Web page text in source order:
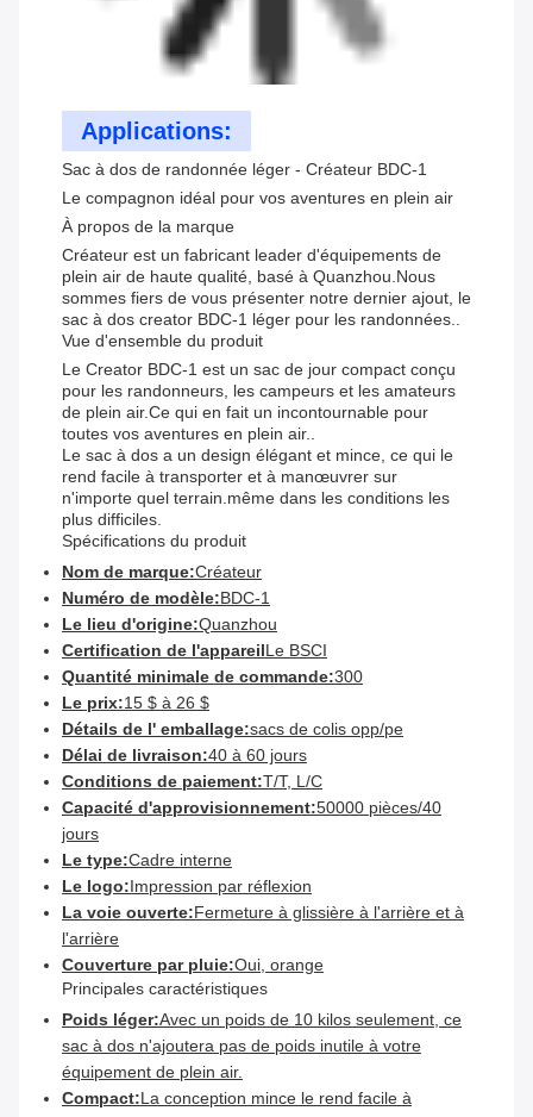
Applications:
Sac à dos de randonnée léger - Créateur BDC-1
Le compagnon idéal pour vos aventures en plein air
À propos de la marque
Créateur est un fabricant leader d'équipements de
plein air de haute qualité, basé à Quanzhou.Nous
sommes fiers de vous présenter notre dernier ajout, le
sac à dos creator BDC-1 léger pour les randonnées..
Vue d'ensemble du produit
Le Creator BDC-1 est un sac de jour compact conçu
pour les randonneurs, les campeurs et les amateurs
de plein air.Ce qui en fait un incontournable pour
toutes vos aventures en plein air..
Le sac à dos a un design élégant et mince, ce qui le
rend facile à transporter et à manœuvrer sur
n'importe quel terrain.même dans les conditions les
plus difficiles.
Spécifications du produit
Nom de marque:Créateur
Numéro de modèle:BDC-1
Le lieu d'origine:Quanzhou
Certification de l'appareilLe BSCI
Quantité minimale de commande:300
Le prix:15 $ à 26 $
Détails de l' emballage:sacs de colis opp/pe
Délai de livraison:40 à 60 jours
Conditions de paiement:T/T, L/C
Capacité d'approvisionnement:50000 pièces/40
jours
Le type:Cadre interne
Le logo:Impression par réflexion
La voie ouverte:Fermeture à glissière à l'arrière et à
l'arrière
Couverture par pluie:Oui, orange
Principales caractéristiques
Poids léger:Avec un poids de 10 kilos seulement, ce
sac à dos n'ajoutera pas de poids inutile à votre
équipement de plein air.
Compact:La conception mince le rend facile à